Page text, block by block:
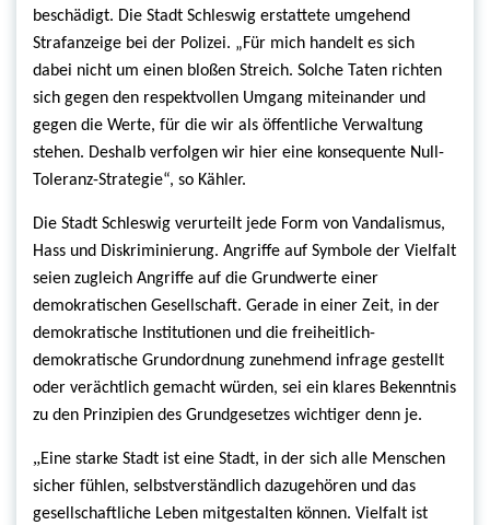
beschädigt. Die Stadt Schleswig erstattete umgehend
Strafanzeige bei der Polizei. „Für mich handelt es sich
dabei nicht um einen bloßen Streich. Solche Taten richten
sich gegen den respektvollen Umgang miteinander und
gegen die Werte, für die wir als öffentliche Verwaltung
stehen. Deshalb verfolgen wir hier eine konsequente Null-
Toleranz-Strategie“, so Kähler.
Die Stadt Schleswig verurteilt jede Form von Vandalismus,
Hass und Diskriminierung. Angriffe auf Symbole der Vielfalt
seien zugleich Angriffe auf die Grundwerte einer
demokratischen Gesellschaft. Gerade in einer Zeit, in der
demokratische Institutionen und die freiheitlich-
demokratische Grundordnung zunehmend infrage gestellt
oder verächtlich gemacht würden, sei ein klares Bekenntnis
zu den Prinzipien des Grundgesetzes wichtiger denn je.
„Eine starke Stadt ist eine Stadt, in der sich alle Menschen
sicher fühlen, selbstverständlich dazugehören und das
gesellschaftliche Leben mitgestalten können. Vielfalt ist